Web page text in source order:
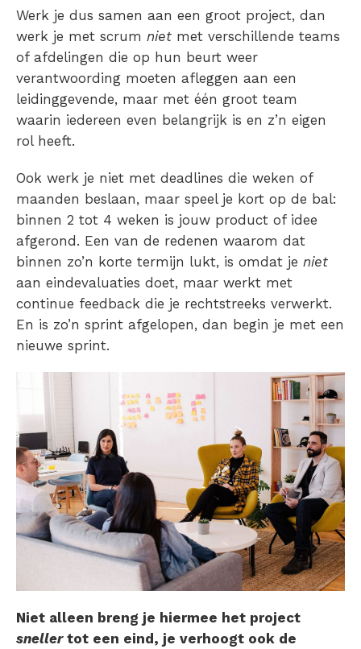
Werk je dus samen aan een groot project, dan
werk je met scrum niet met verschillende teams
of afdelingen die op hun beurt weer
verantwoording moeten afleggen aan een
leidinggevende, maar met één groot team
waarin iedereen even belangrijk is en z’n eigen
rol heeft.
Ook werk je niet met deadlines die weken of
maanden beslaan, maar speel je kort op de bal:
binnen 2 tot 4 weken is jouw product of idee
afgerond. Een van de redenen waarom dat
binnen zo’n korte termijn lukt, is omdat je niet
aan eindevaluaties doet, maar werkt met
continue feedback die je rechtstreeks verwerkt.
En is zo’n sprint afgelopen, dan begin je met een
nieuwe sprint.
Niet alleen breng je hiermee het project
snellertot een eind, je verhoogt ook de